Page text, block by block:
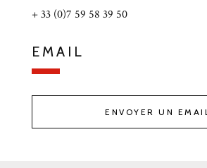
+ 33 (0)7 59 58 39 50
EMAIL
ENVOYER UN EMAIL